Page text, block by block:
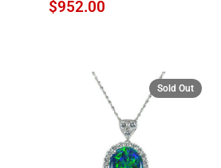
$952.00
Sold Out